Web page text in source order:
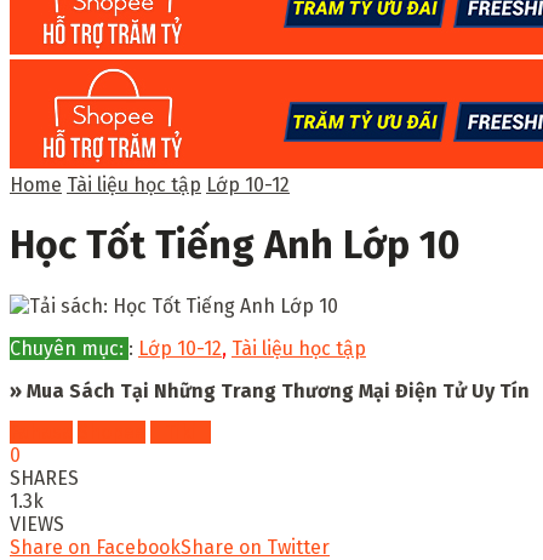
Home Tài liệu học tập Lớp 10-12
Học Tốt Tiếng Anh Lớp 10
Chuyên mục: : Lớp 10-12, Tài liệu học tập
» Mua Sách Tại Những Trang Thương Mại Điện Tử Uy Tín
0
SHARES
1.3k
VIEWS
Share on FacebookShare on Twitter